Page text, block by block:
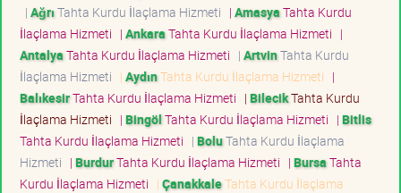
| AğrıTahta Kurdu İlaçlama Hizmeti | AmasyaTahta Kurdu
İlaçlama Hizmeti | AnkaraTahta Kurdu İlaçlama Hizmeti |
AntalyaTahta Kurdu İlaçlama Hizmeti | ArtvinTahta Kurdu
İlaçlama Hizmeti | AydınTahta Kurdu İlaçlama Hizmeti |
BalıkesirTahta Kurdu İlaçlama Hizmeti | BilecikTahta Kurdu
İlaçlama Hizmeti | BingölTahta Kurdu İlaçlama Hizmeti | Bitlis
Tahta Kurdu İlaçlama Hizmeti | BoluTahta Kurdu İlaçlama
Hizmeti | BurdurTahta Kurdu İlaçlama Hizmeti | BursaTahta
Kurdu İlaçlama Hizmeti | ÇanakkaleTahta Kurdu İlaçlama